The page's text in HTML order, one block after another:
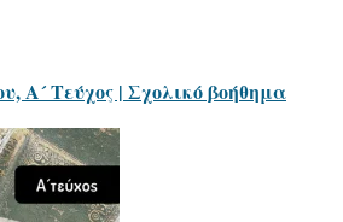
Α´ Τεύχος | Σχολικό βοήθημα